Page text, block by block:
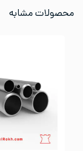
محصولات مشابه